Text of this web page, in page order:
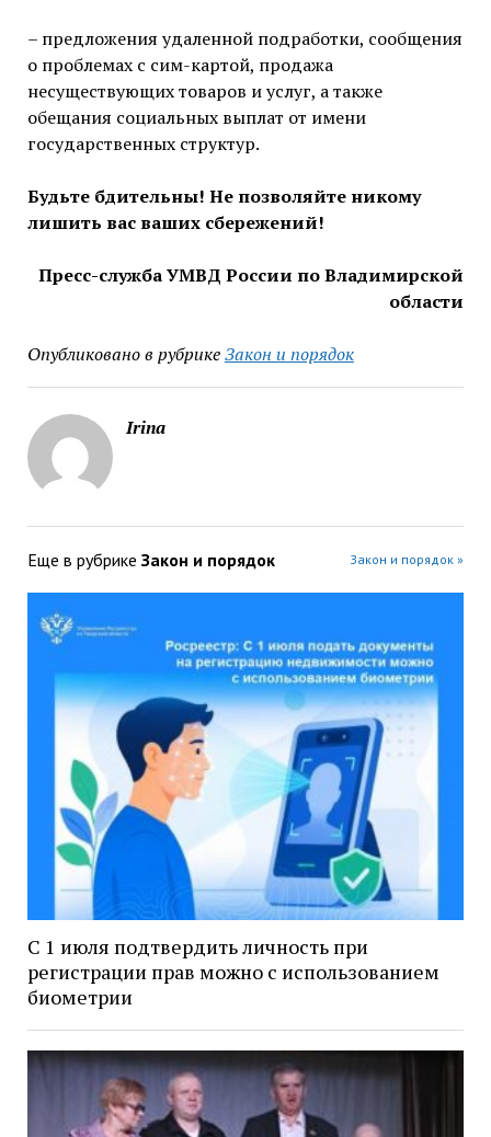
– предложения удаленной подработки, сообщения
о проблемах с сим-картой, продажа
несуществующих товаров и услуг, а также
обещания социальных выплат от имени
государственных структур.
Будьте бдительны! Не позволяйте никому
лишить вас ваших сбережений!
Пресс-служба УМВД России по Владимирской
области
Опубликовано в рубрикеЗакон и порядок
Irina
Еще в рубрике Закон и порядок Закон и порядок »
С 1 июля подтвердить личность при
регистрации прав можно с использованием
биометрии